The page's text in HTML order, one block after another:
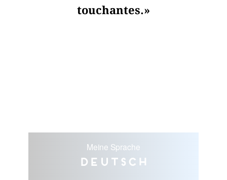
touchantes.»
Meine Sprache
Deutsch